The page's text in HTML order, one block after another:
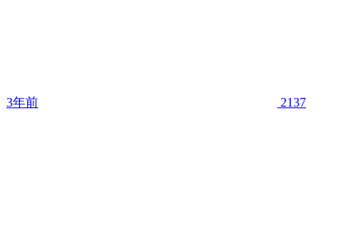
3年前 2137